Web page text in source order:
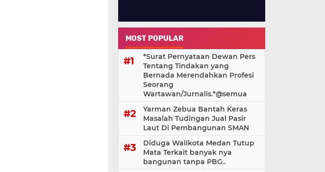
MOST POPULAR
*Surat Pernyataan Dewan Pers
Tentang Tindakan yang
Bernada Merendahkan Profesi
Seorang
Wartawan/Jurnalis.*@⁨semua
Yarman Zebua Bantah Keras
Masalah Tudingan Jual Pasir
Laut Di Pembangunan SMAN
Diduga Walikota Medan Tutup
Mata Terkait banyak nya
bangunan tanpa PBG..